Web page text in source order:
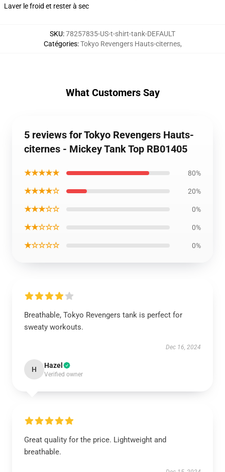
Laver le froid et rester à sec
SKU:78257835-US-t-shirt-tank-DEFAULT
Catégories:Tokyo Revengers Hauts-citernes,
What Customers Say
5 reviews for Tokyo Revengers Hauts-
citernes - Mickey Tank Top RB01405
★★★★★ 80%
★★★★☆ 20%
★★★☆☆ 0%
★★☆☆☆ 0%
★☆☆☆☆ 0%
Breathable, Tokyo Revengers tank is perfect for
sweaty workouts.
Dec 16, 2024
H Hazel
Verified owner
Great quality for the price. Lightweight and
breathable.